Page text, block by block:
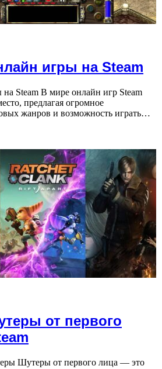
игры на Steam
Steam В мире онлайн игр Steam
предлагая огромное
жанров и возможность играть…
от первого
Шутеры от первого лица — это